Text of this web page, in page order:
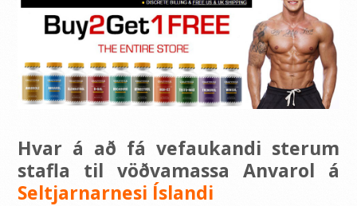
Hvar á að fá vefaukandi sterum
stafla til vöðvamassa Anvarol á
Seltjarnarnesi Íslandi